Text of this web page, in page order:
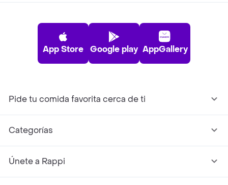
App Store Google play AppGallery
Pide tu comida favorita cerca de ti
Categorías
Únete a Rappi